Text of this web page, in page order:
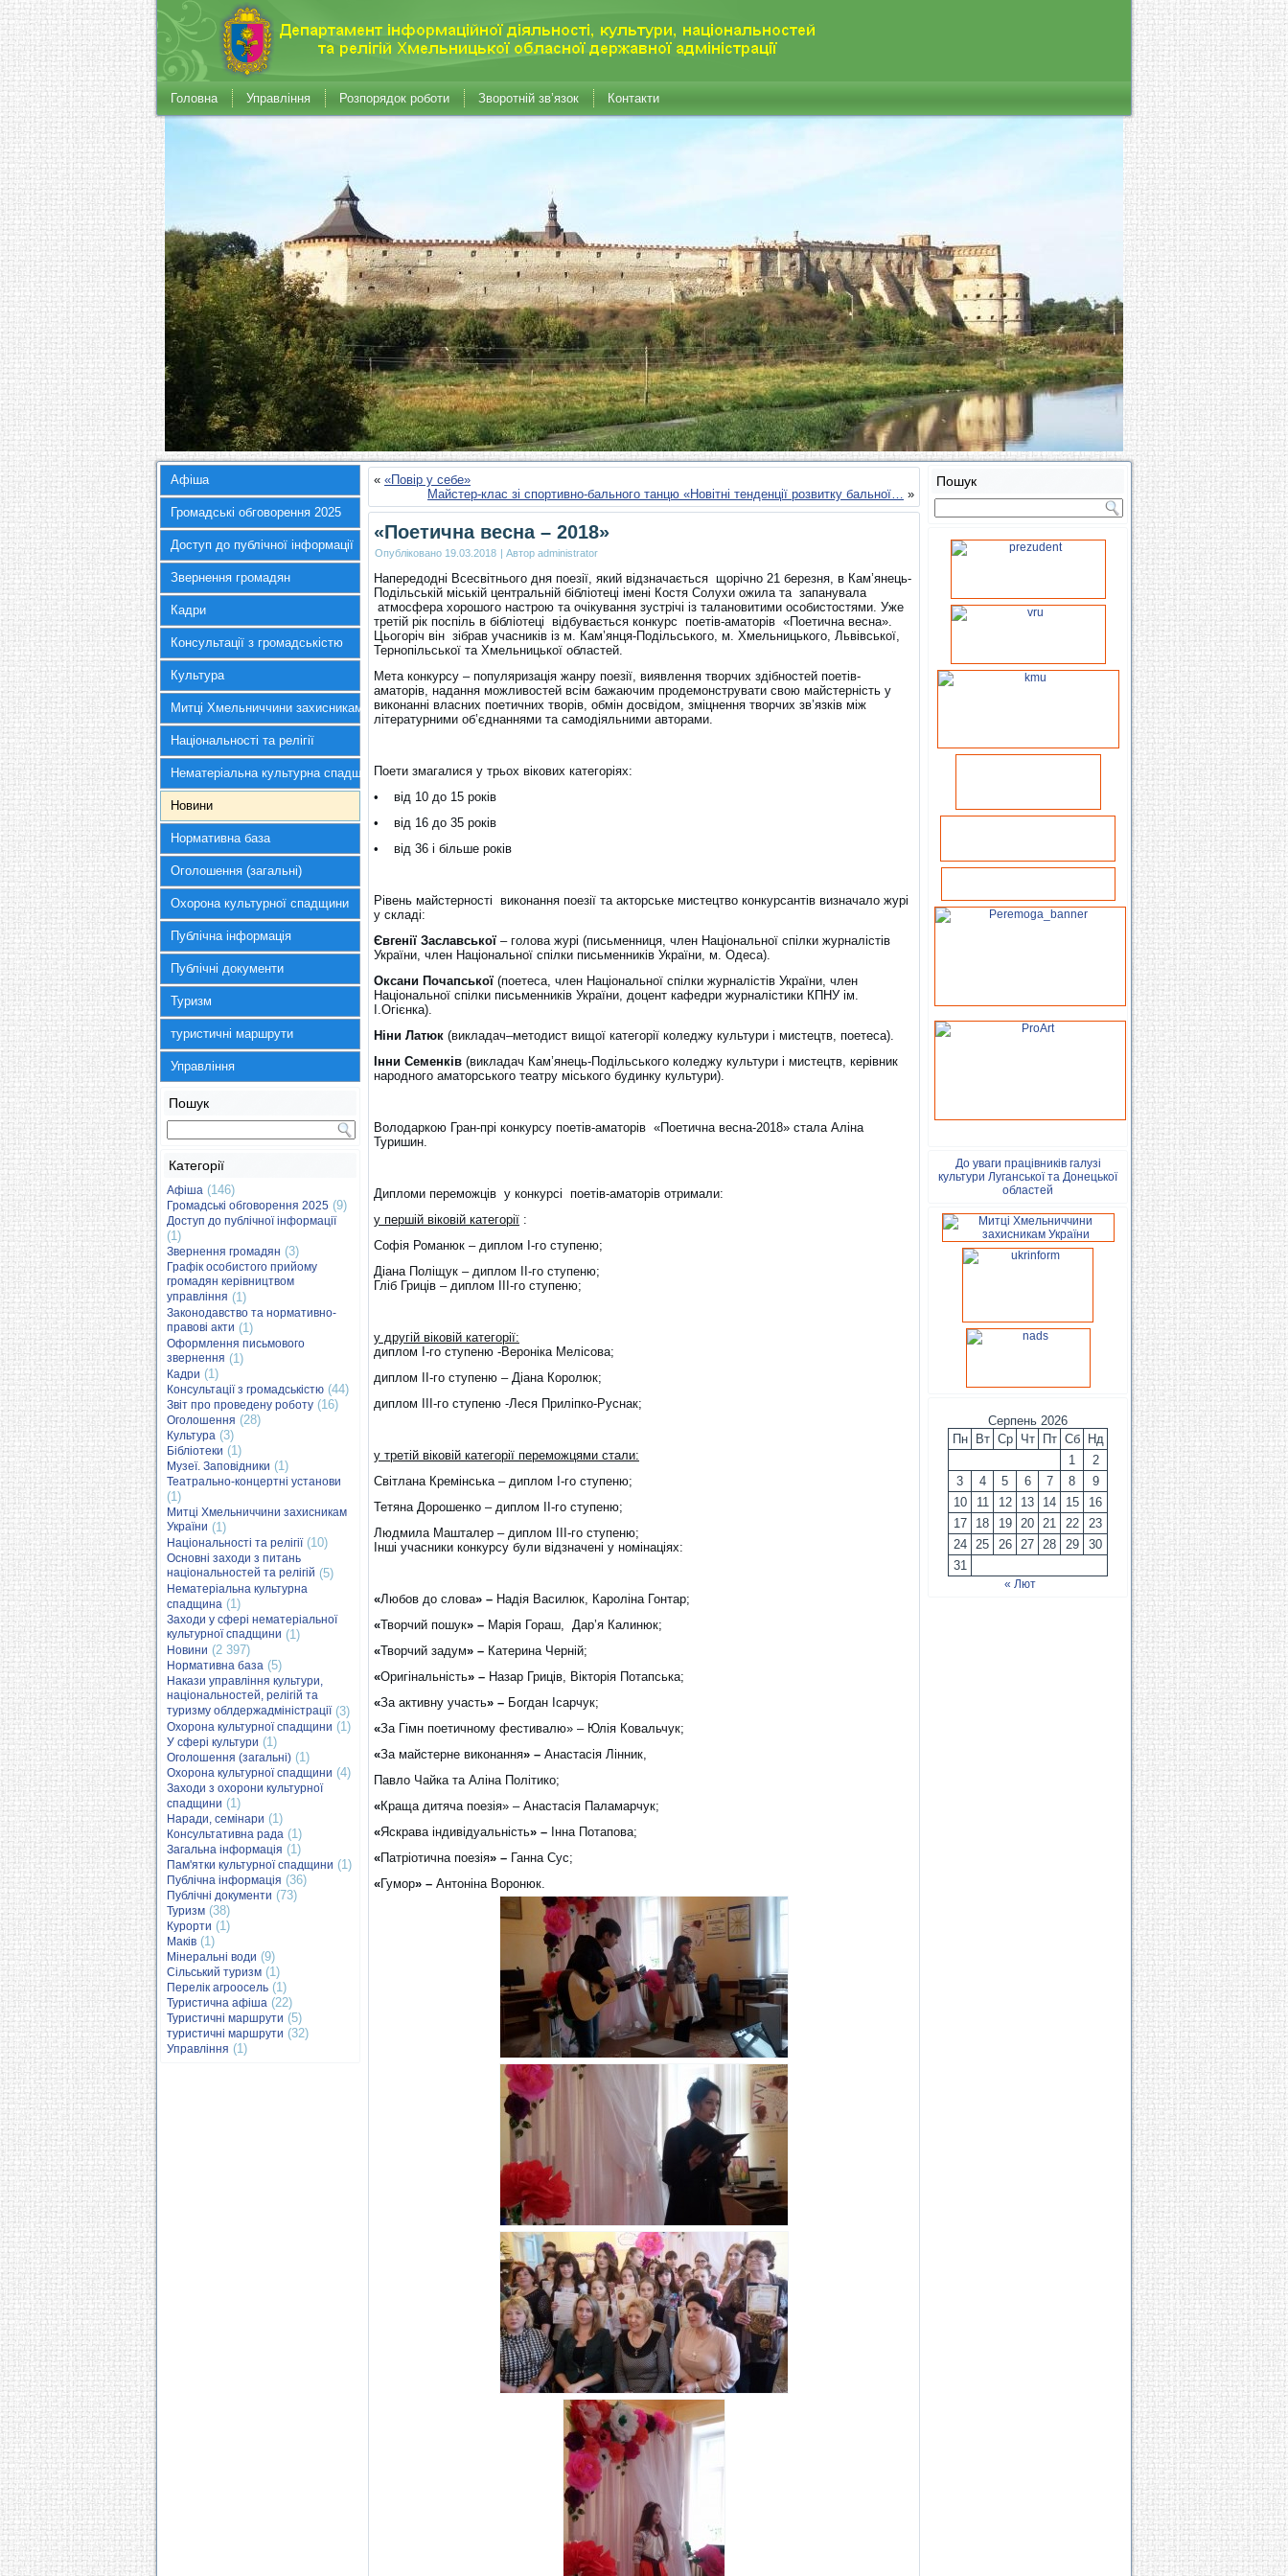
Головна Управління Розпорядок роботи Зворотній зв’язок Контакти
Афіша
Громадські обговорення 2025
Доступ до публічної інформації
Звернення громадян
Кадри
Консультації з громадськістю
Культура
Митці Хмельниччини захисникам України
Національності та релігії
Нематеріальна культурна спадщина
Новини
Нормативна база
Оголошення (загальні)
Охорона культурної спадщини
Публічна інформація
Публічні документи
Туризм
туристичні маршрути
Управління
Пошук
Категорії
Афіша (146)
Громадські обговорення 2025 (9)
Доступ до публічної інформації
(1)
Звернення громадян (3)
Графік особистого прийому
громадян керівництвом
управління (1)
Законодавство та нормативно-
правові акти (1)
Оформлення письмового
звернення (1)
Кадри (1)
Консультації з громадськістю (44)
Звіт про проведену роботу (16)
Оголошення (28)
Культура (3)
Бібліотеки (1)
Музеї. Заповідники (1)
Театрально-концертні установи
(1)
Митці Хмельниччини захисникам
України (1)
Національності та релігії(10)
Основні заходи з питань
національностей та релігій (5)
Нематеріальна культурна
спадщина (1)
Заходи у сфері нематеріальної
культурної спадщини (1)
Новини (2 397)
Нормативна база (5)
Накази управління культури,
національностей, релігій та
туризму облдержадміністрації(3)
Охорона культурної спадщини (1)
У сфері культури (1)
Оголошення (загальні) (1)
Охорона культурної спадщини (4)
Заходи з охорони культурної
спадщини (1)
Наради, семінари (1)
Консультативна рада (1)
Загальна інформація (1)
Пам'ятки культурної спадщини (1)
Публічна інформація (36)
Публічні документи (73)
Туризм (38)
Курорти (1)
Маків (1)
Мінеральні води (9)
Сільський туризм (1)
Перелік агроосель (1)
Туристична афіша (22)
Туристичні маршрути (5)
туристичні маршрути (32)
Управління (1)
« «Повір у себе»
Майстер-клас зі спортивно-бального танцю «Новітні тенденції розвитку бальної… »
«Поетична весна – 2018»
Опубліковано 19.03.2018 | Автор administrator
Напередодні Всесвітнього дня поезії, який відзначається щорічно 21 березня, в Кам’янець-
Подільській міській центральній бібліотеці імені Костя Солухи ожила та запанувала
атмосфера хорошого настрою та очікування зустрічі із талановитими особистостями. Уже
третій рік поспіль в бібліотеці відбувається конкурс поетів-аматорів «Поетична весна».
Цьогоріч він зібрав учасників із м. Кам’янця-Подільського, м. Хмельницького, Львівської,
Тернопільської та Хмельницької областей.
Мета конкурсу – популяризація жанру поезії, виявлення творчих здібностей поетів-
аматорів, надання можливостей всім бажаючим продемонструвати свою майстерність у
виконанні власних поетичних творів, обмін досвідом, зміцнення творчих зв’язків між
літературними об’єднаннями та самодіяльними авторами.
Поети змагалися у трьох вікових категоріях:
• від 10 до 15 років
• від 16 до 35 років
• від 36 і більше років
Рівень майстерності виконання поезії та акторське мистецтво конкурсантів визначало журі
у складі:
Євгенії Заславської – голова журі (письменниця, член Національної спілки журналістів
України, член Національної спілки письменників України, м. Одеса).
Оксани Почапської (поетеса, член Національної спілки журналістів України, член
Національної спілки письменників України, доцент кафедри журналістики КПНУ ім.
І.Огієнка).
Ніни Латюк (викладач–методист вищої категорії коледжу культури і мистецтв, поетеса).
Інни Семенків (викладач Кам’янець-Подільського коледжу культури і мистецтв, керівник
народного аматорського театру міського будинку культури).
Володаркою Гран-прі конкурсу поетів-аматорів «Поетична весна-2018» стала Аліна
Туришин.
Дипломи переможців у конкурсі поетів-аматорів отримали:
у першій віковій категорії :
Софія Романюк – диплом I-го ступеню;
Діана Поліщук – диплом IІ-го ступеню;
Гліб Гриців – диплом IІІ-го ступеню;
у другій віковій категорії:
диплом I-го ступеню -Вероніка Мелісова;
диплом IІ-го ступеню – Діана Королюк;
диплом IІІ-го ступеню -Леся Приліпко-Руснак;
у третій віковій категорії переможцями стали:
Світлана Кремінська – диплом I-го ступеню;
Тетяна Дорошенко – диплом IІ-го ступеню;
Людмила Машталер – диплом IІІ-го ступеню;
Інші учасники конкурсу були відзначені у номінаціях:
«Любов до слова» – Надія Василюк, Кароліна Гонтар;
«Творчий пошук» – Марія Гораш, Дар’я Калинюк;
«Творчий задум» – Катерина Черній;
«Оригінальність» – Назар Гриців, Вікторія Потапська;
«За активну участь» – Богдан Ісарчук;
«За Гімн поетичному фестивалю» – Юлія Ковальчук;
«За майстерне виконання» – Анастасія Лінник,
Павло Чайка та Аліна Політико;
«Краща дитяча поезія» – Анастасія Паламарчук;
«Яскрава індивідуальність» – Інна Потапова;
«Патріотична поезія» – Ганна Сус;
«Гумор» – Антоніна Воронюк.
Пошук
До уваги працівників галузі
культури Луганської та Донецької
областей
Серпень 2026
Пн
Вт Ср Чт Пт Сб
Нд
1
2
3
4 5 6 7 8
9
10
11 12 13 14 15
16
17
18 19 20 21 22
23
24
25 26 27 28 29
30
31
« Лют